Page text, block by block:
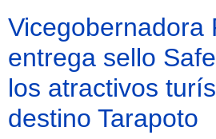
Vicegobernadora
entrega sello
los atractivos
destino Tarapoto